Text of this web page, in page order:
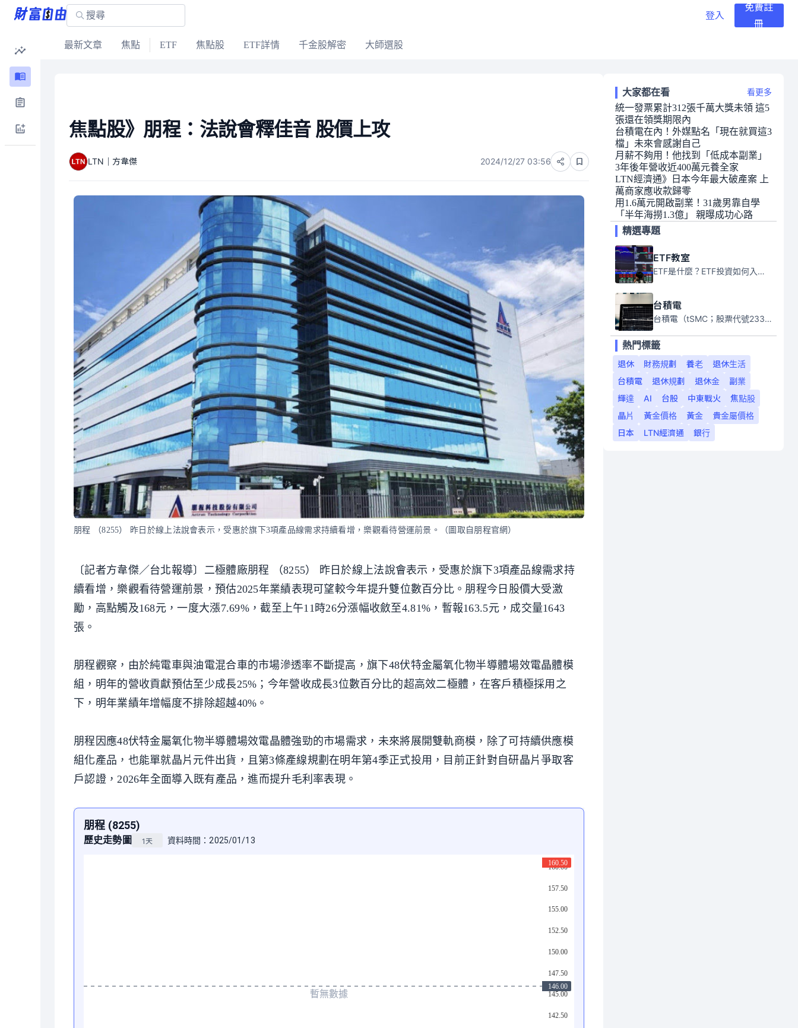
登入
免費註
冊
最新文章 焦點 ETF 焦點股 ETF詳情 千金股解密 大師選股
焦點股》朋程：法說會釋佳音 股價上攻
LTN｜方韋傑 2024/12/27 03:56
朋程 （8255） 昨日於線上法說會表示，受惠於旗下3項產品線需求持續看增，樂觀看待營運前景。（圖取自朋程官網）
〔記者方韋傑／台北報導〕二極體廠朋程 （8255） 昨日於線上法說會表示，受惠於旗下3項產品線需求持
續看增，樂觀看待營運前景，預估2025年業績表現可望較今年提升雙位數百分比。朋程今日股價大受激
勵，高點觸及168元，一度大漲7.69%，截至上午11時26分漲幅收斂至4.81%，暫報163.5元，成交量1643
張。
朋程觀察，由於純電車與油電混合車的市場滲透率不斷提高，旗下48伏特金屬氧化物半導體場效電晶體模
組，明年的營收貢獻預估至少成長25%；今年營收成長3位數百分比的超高效二極體，在客戶積極採用之
下，明年業績年增幅度不排除超越40%。
朋程因應48伏特金屬氧化物半導體場效電晶體強勁的市場需求，未來將展開雙軌商模，除了可持續供應模
組化產品，也能單就晶片元件出貨，且第3條產線規劃在明年第4季正式投用，目前正針對自研晶片爭取客
戶認證，2026年全面導入既有產品，進而提升毛利率表現。
大家都在看 看更多
統一發票累計312張千萬大獎未領 這5
張還在領獎期限內
台積電在內！外媒點名「現在就買這3
檔」未來會感謝自己
月薪不夠用！他找到「低成本副業」
3年後年營收近400萬元養全家
LTN經濟通》日本今年最大破產案 上
萬商家應收款歸零
用1.6萬元開啟副業！31歲男靠自學
「半年海撈1.3億」 親曝成功心路
精選專題
ETF教室
ETF是什麼？ETF投資如何入門？本系列專題文章將會告訴你新手必須知道的ETF基礎知識。
台積電
台積電（tSMC；股票代號2330）是全球領先的半導體代工公司，成立於1987年，總部位於台灣新竹。且已於美國、日本、德國及中國設廠，台積電是全球首家專業積體電路製造服務公司，也是全球最先進和最大規模的半導體代工廠。
熱門標籤
退休
財務規劃 養老
退休生活
台積電
退休規劃 退休金
副業
輝達
AI 台股 中東戰火
焦點股
晶片
黃金價格 黃金
貴金屬價格
日本
LTN經濟通 銀行